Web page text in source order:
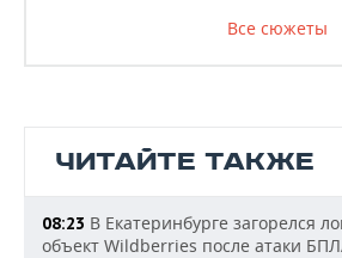
Все сюжеты
ЧИТАЙТЕ ТАКЖЕ
08:23 В Екатеринбурге загорелся
объект Wildberries после атаки